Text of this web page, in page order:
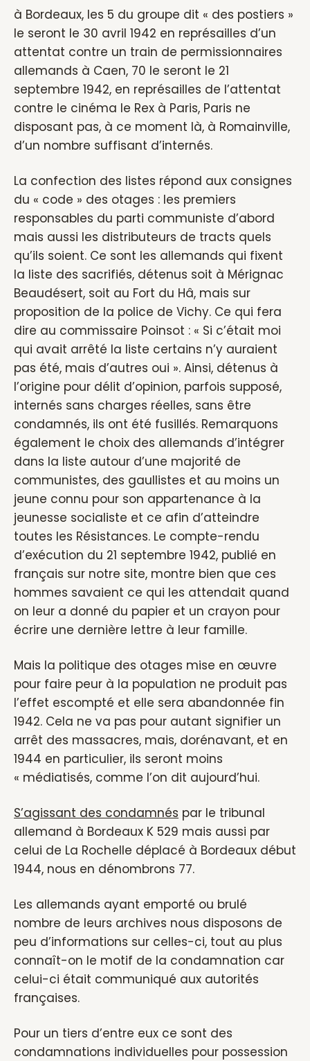
à Bordeaux, les 5 du groupe dit « des postiers »
le seront le 30 avril 1942 en représailles d’un
attentat contre un train de permissionnaires
allemands à Caen, 70 le seront le 21
septembre 1942, en représailles de l’attentat
contre le cinéma le Rex à Paris, Paris ne
disposant pas, à ce moment là, à Romainville,
d’un nombre suffisant d’internés.
La confection des listes répond aux consignes
du « code » des otages : les premiers
responsables du parti communiste d’abord
mais aussi les distributeurs de tracts quels
qu’ils soient. Ce sont les allemands qui fixent
la liste des sacrifiés, détenus soit à Mérignac
Beaudésert, soit au Fort du Hâ, mais sur
proposition de la police de Vichy. Ce qui fera
dire au commissaire Poinsot : « Si c’était moi
qui avait arrêté la liste certains n’y auraient
pas été, mais d’autres oui ». Ainsi, détenus à
l’origine pour délit d’opinion, parfois supposé,
internés sans charges réelles, sans être
condamnés, ils ont été fusillés. Remarquons
également le choix des allemands d’intégrer
dans la liste autour d’une majorité de
communistes, des gaullistes et au moins un
jeune connu pour son appartenance à la
jeunesse socialiste et ce afin d’atteindre
toutes les Résistances. Le compte-rendu
d’exécution du 21 septembre 1942, publié en
français sur notre site, montre bien que ces
hommes savaient ce qui les attendait quand
on leur a donné du papier et un crayon pour
écrire une dernière lettre à leur famille.
Mais la politique des otages mise en œuvre
pour faire peur à la population ne produit pas
l’effet escompté et elle sera abandonnée fin
1942. Cela ne va pas pour autant signifier un
arrêt des massacres, mais, dorénavant, et en
1944 en particulier, ils seront moins
« médiatisés, comme l’on dit aujourd’hui.
S’agissant des condamnés par le tribunal
allemand à Bordeaux K 529 mais aussi par
celui de La Rochelle déplacé à Bordeaux début
1944, nous en dénombrons 77.
Les allemands ayant emporté ou brulé
nombre de leurs archives nous disposons de
peu d’informations sur celles-ci, tout au plus
connaît-on le motif de la condamnation car
celui-ci était communiqué aux autorités
françaises.
Pour un tiers d’entre eux ce sont des
condamnations individuelles pour possession